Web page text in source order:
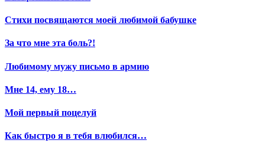
Стихи посвящаются моей любимой бабушке
За что мне эта боль?!
Любимому мужу письмо в армию
Мне 14, ему 18…
Мой первый поцелуй
Как быстро я в тебя влюбился…